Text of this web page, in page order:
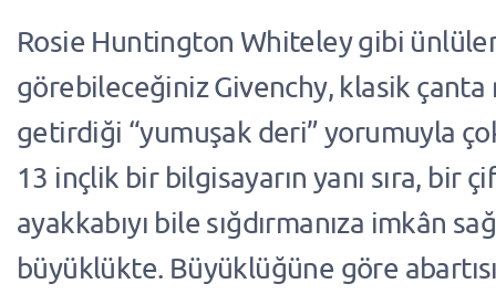
Rosie Huntington Whiteley gibi
görebileceğiniz Givenchy, klasik
getirdiği “yumuşak deri” yorumuyla
13 inçlik bir bilgisayarın yanı sıra, bir
ayakkabıyı bile sığdırmanıza imkân
büyüklükte. Büyüklüğüne göre